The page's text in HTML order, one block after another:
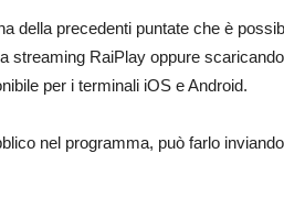
della precedenti puntate che è
streaming RaiPlay oppure
per i terminali iOS e Android.
nel programma, può farlo